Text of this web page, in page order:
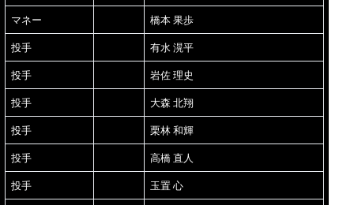
マネー 橋本 果歩
投手 有水 滉平
投手 岩佐 理史
投手 大森 北翔
投手 栗林 和輝
投手 高橋 直人
投手 玉置 心